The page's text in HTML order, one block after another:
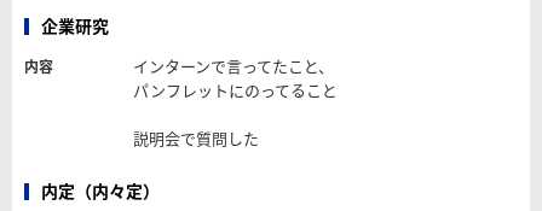
企業研究
内容
インターンで言ってたこと、
パンフレットにのってること
説明会で質問した
内定（内々定）